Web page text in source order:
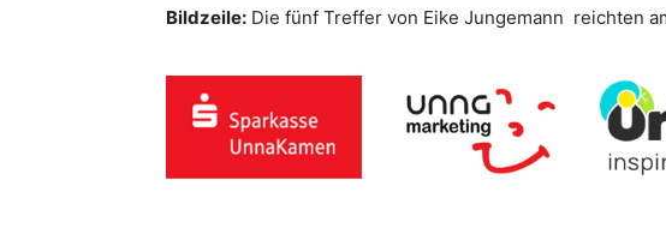
Bildzeile: Die fünf Treffer von Eike Jungemann reichten